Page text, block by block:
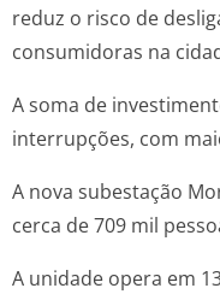
reduz o risco de
consumidoras na
A soma de
interrupções, com
A nova subestação
cerca de 709 mil
A unidade opera em